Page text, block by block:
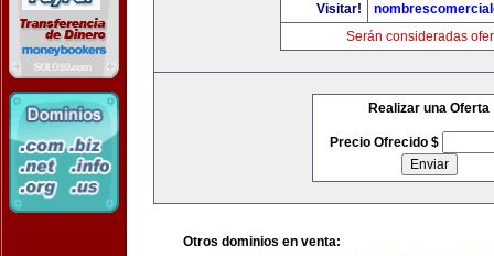
Visitar!
Serán consideradas
Realizar una Oferta
Precio Ofrecido $
Otros dominios en venta: